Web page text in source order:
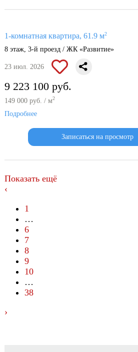
1-комнатная квартира, 61.9 м2
8 этаж, 3-й проезд / ЖК «Развитие»
23 июл. 2026
9 223 100 руб.
149 000 руб. / м2
Подробнее
Записаться на просмотр
Показать ещё
‹
1
…
6
7
8
9
10
…
38
›